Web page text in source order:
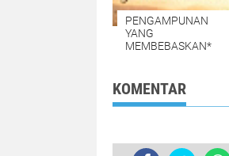
PENGAMPUNAN
YANG
MEMBEBASKAN*
KOMENTAR